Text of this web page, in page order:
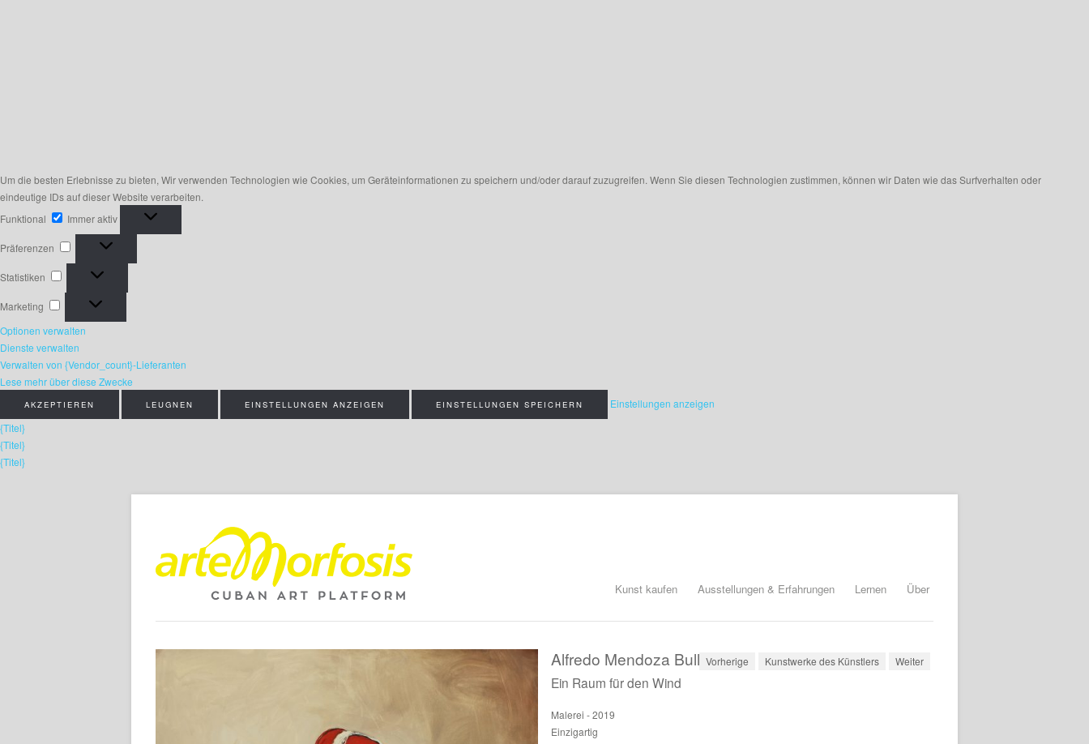
Um die besten Erlebnisse zu bieten, Wir verwenden Technologien wie Cookies, um Geräteinformationen zu speichern und/oder darauf zuzugreifen. Wenn Sie diesen Technologien zustimmen, können wir Daten wie das Surfverhalten oder
eindeutige IDs auf dieser Website verarbeiten.
Funktional
Funktional
Immer aktiv
Präferenzen Präferenzen
Statistiken Statistiken
Marketing Marketing
Optionen verwalten
Dienste verwalten
Verwalten von {Vendor_count}-Lieferanten
Lese mehr über diese Zwecke
AKZEPTIEREN LEUGNEN EINSTELLUNGEN ANZEIGEN EINSTELLUNGEN SPEICHERN
Einstellungen anzeigen
{Titel}
{Titel}
{Titel}
Kunst kaufen Ausstellungen & Erfahrungen Lernen Über
Vorherige Kunstwerke des Künstlers Weiter
Alfredo Mendoza Bullain
Ein Raum für den Wind
Malerei - 2019
Einzigartig